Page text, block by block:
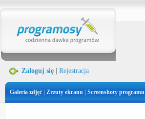
Zaloguj się Rejestracja
Galeria zdjęć | Zrzuty ekranu | Screenshoty programu